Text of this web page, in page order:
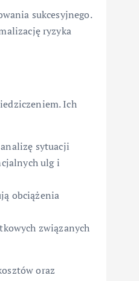
sukcesyjnego.
ryzyka
Ich
sytuacji
ulg i
obciążenia
związanych
oraz